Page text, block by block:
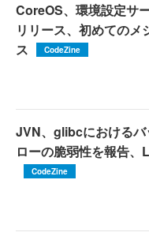
CoreOS、環境設定サ
リリース、初めてのメ
ス
CodeZine
JVN、glibcにおけるバ
ローの脆弱性を報告
CodeZine